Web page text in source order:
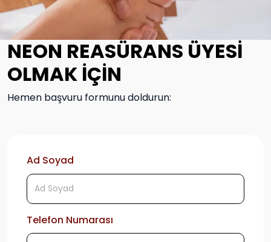
NEON REASÜRANS ÜYESİ
OLMAK İÇİN
Hemen başvuru formunu doldurun:
Ad Soyad
Telefon Numarası